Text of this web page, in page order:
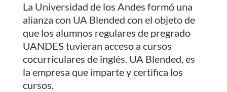
La Universidad de los Andes formó una
alianza con UA Blended con el objeto de
que los alumnos regulares de pregrado
UANDES tuvieran acceso a cursos
cocurriculares de inglés. UA Blended, es
la empresa que imparte y certifica los
cursos.